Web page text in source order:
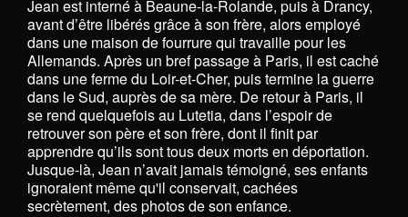
Jean est interné à Beaune-la-Rolande, puis à Drancy,
avant d’être libérés grâce à son frère, alors employé
dans une maison de fourrure qui travaille pour les
Allemands. Après un bref passage à Paris, il est caché
dans une ferme du Loir-et-Cher, puis termine la guerre
dans le Sud, auprès de sa mère. De retour à Paris, il
se rend quelquefois au Lutetia, dans l’espoir de
retrouver son père et son frère, dont il finit par
apprendre qu’ils sont tous deux morts en déportation.
Jusque-là, Jean n’avait jamais témoigné, ses enfants
ignoraient même qu'il conservait, cachées
secrètement, des photos de son enfance.